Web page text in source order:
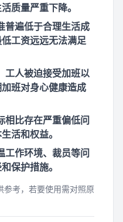
质量严重下降。
普遍低于合理生活成
工资远远无法满足
工人被迫接受加班以
班对身心健康造成
相比存在严重偏低问
活和权益。
工作环境、裁员等问
保护措施。
参考，若要使用需对照原